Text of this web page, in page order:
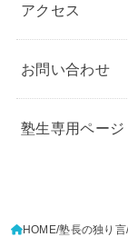
アクセス
お問い合わせ
塾生専用ページ
HOME 塾長の独り言